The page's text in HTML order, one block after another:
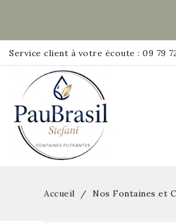
Service client à votre écoute : 09 79
Accueil Nos Fontaines et